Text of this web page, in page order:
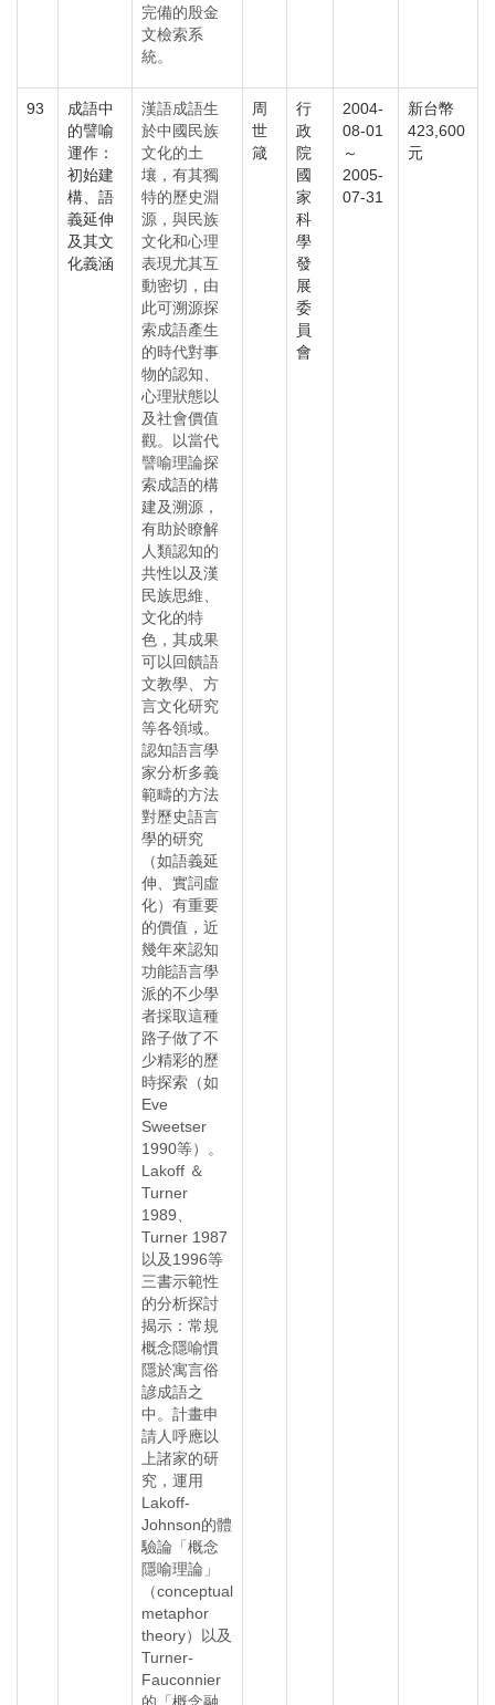
完備的殷金
文檢索系
統。
93
成語中
的譬喻
運作：
初始建
構、語
義延伸
及其文
化義涵
漢語成語生
於中國民族
文化的土
壤，有其獨
特的歷史淵
源，與民族
文化和心理
表現尤其互
動密切，由
此可溯源探
索成語產生
的時代對事
物的認知、
心理狀態以
及社會價值
觀。以當代
譬喻理論探
索成語的構
建及溯源，
有助於瞭解
人類認知的
共性以及漢
民族思維、
文化的特
色，其成果
可以回饋語
文教學、方
言文化研究
等各領域。
認知語言學
家分析多義
範疇的方法
對歷史語言
學的研究
（如語義延
伸、實詞虛
化）有重要
的價值，近
幾年來認知
功能語言學
派的不少學
者採取這種
路子做了不
少精彩的歷
時探索（如
Eve
Sweetser
1990等）。
Lakoff ＆
Turner
1989、
Turner 1987
以及1996等
三書示範性
的分析探討
揭示：常規
概念隱喻慣
隱於寓言俗
諺成語之
中。計畫申
請人呼應以
上諸家的研
究，運用
Lakoff-
Johnson的體
驗論「概念
隱喻理論」
（conceptual
metaphor
theory）以及
Turner-
Fauconnier
周
世
箴
行
政
院
國
家
科
學
發
展
委
員
會
2004-
08-01
～
2005-
07-31
新台幣
423,600
元